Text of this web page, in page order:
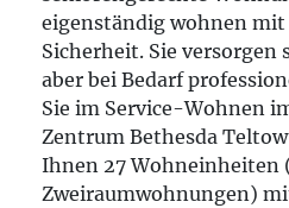
eigenständig wohnen mit
Sicherheit. Sie versorgen
aber bei Bedarf
Sie im Service-Wohnen
Zentrum Bethesda
Ihnen 27 Wohneinheiten
Zweiraumwohnungen)